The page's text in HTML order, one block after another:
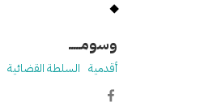
وسومـــــ
أقدمية السلطة القضائية